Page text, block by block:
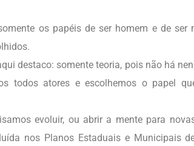
os papéis de ser homem e de ser
destaco: somente teoria, pois não há
todos atores e escolhemos o papel
evoluir, ou abrir a mente para
nos Planos Estaduais e Municipais